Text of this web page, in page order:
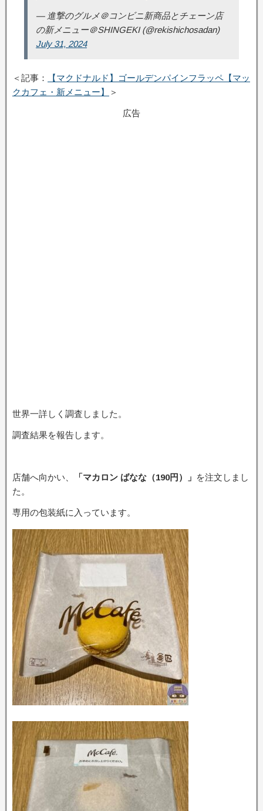
— 進撃のグルメ＠コンビニ新商品とチェーン店
の新メニュー＠SHINGEKI (@rekishichosadan)
July 31, 2024
＜記事：
【マクドナルド】ゴールデンパインフラッペ【マッ
クカフェ・新メニュー】
＞
広告
世界一詳しく調査しました。
調査結果を報告します。
店舗へ向かい、 「マカロン ばなな（190円）」 を注文しまし
た。
専用の包装紙に入っています。